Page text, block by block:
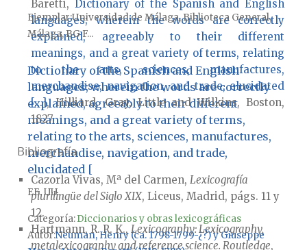
Baretti,Dictionary of the Spanish and English
languages; wherein the words are correctly
explained, agreeably to their different
meanings, and a great variety of terms, relating
to the arts, sciences, manufactures,
merchandise, navigation, and trade, elucidated
[...], Hilliard, Gray, Little and Wilkins, Boston,
1827.
Bibliografía
Cazorla Vivas, Mª del Carmen, Lexicografía
plurilingüe del Siglo XIX, Liceus, Madrid, págs. 11 y
12.
Hartmann, R. R. K., Lexicography: Lexicography,
metalexicography and reference science. Routledge,
EjemplarUniversidad de Málaga, Biblioteca General,
Málaga, BG F...
Dictionary of the Spanish and English
languages; wherein the words are correctly
explained, agreeably to their different
meanings, and a great variety of terms,
relating to the arts, sciences, manufactures,
merchandise, navigation, and trade,
elucidated [
EE. UU.
Categoría:Diccionarios y obras lexicográficas
AutorNeuman, Henry (ca. 1798-1799-¿?) y Giuseppe